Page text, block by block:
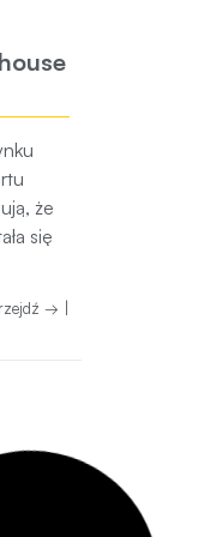
że po
nieco
przejdź → |